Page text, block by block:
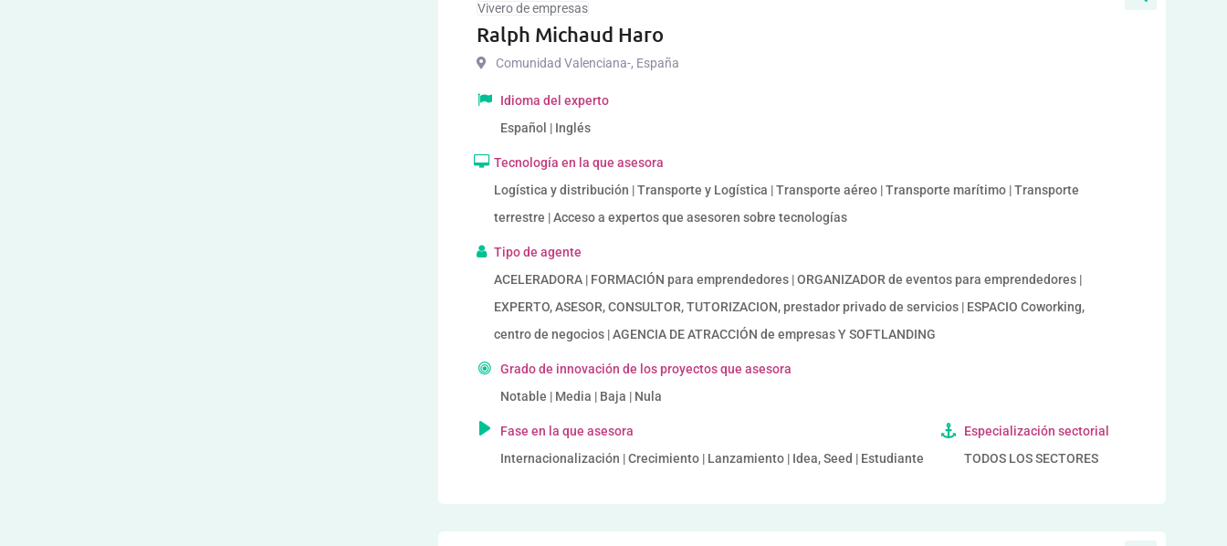
Vivero de empresas
Ralph Michaud Haro
Comunidad Valenciana-, España
Idioma del experto
Español | Inglés
Tecnología en la que asesora
Logística y distribución | Transporte y Logística | Transporte aéreo | Transporte marítimo | Transporte
terrestre | Acceso a expertos que asesoren sobre tecnologías
Tipo de agente
ACELERADORA | FORMACIÓN para emprendedores | ORGANIZADOR de eventos para emprendedores |
EXPERTO, ASESOR, CONSULTOR, TUTORIZACION, prestador privado de servicios | ESPACIO Coworking,
centro de negocios | AGENCIA DE ATRACCIÓN de empresas Y SOFTLANDING
Grado de innovación de los proyectos que asesora
Notable | Media | Baja | Nula
Fase en la que asesora
Internacionalización | Crecimiento | Lanzamiento | Idea, Seed | Estudiante
Especialización sectorial
TODOS LOS SECTORES